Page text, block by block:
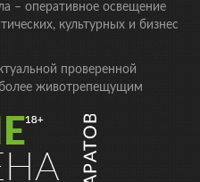
– оперативное освещение
культурных и бизнес
проверенной
животрепещущим